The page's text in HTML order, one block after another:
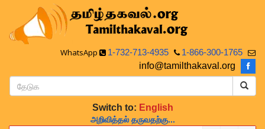
WhatsApp 1-732-713-4935
1-866-300-1765
info@tamilthakaval.org
Switch to: English
அறிவித்தல் தருவதற்கு...